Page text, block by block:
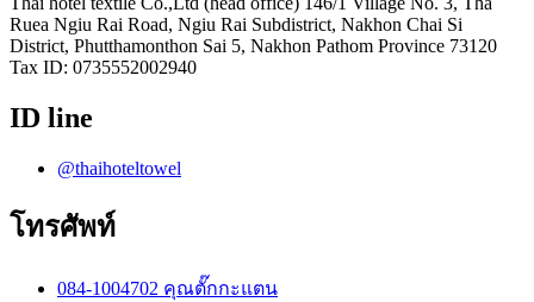
Ruea Ngiu Rai Road, Ngiu Rai Subdistrict, Nakhon Chai Si
District, Phutthamonthon Sai 5, Nakhon Pathom Province 73120
Tax ID: 0735552002940
ID line
@thaihoteltowel
โทรศัพท์
084-1004702 คุณตั๊กกะแตน